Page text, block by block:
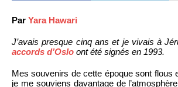
Par Yara Hawari
J’avais presque cinq ans et je vivais à
accords d’Oslo ont été signés en 1993.
Mes souvenirs de cette époque sont flous
je me souviens davantage de